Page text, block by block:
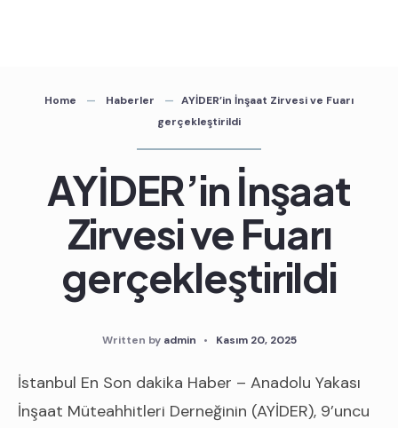
Home Haberler
AYİDER’in İnşaat Zirvesi ve Fuarı
gerçekleştirildi
AYİDER’in İnşaat
Zirvesi ve Fuarı
gerçekleştirildi
Written by admin • Kasım 20, 2025
İstanbul En Son dakika Haber – Anadolu Yakası
İnşaat Müteahhitleri Derneğinin (AYİDER), 9’uncu